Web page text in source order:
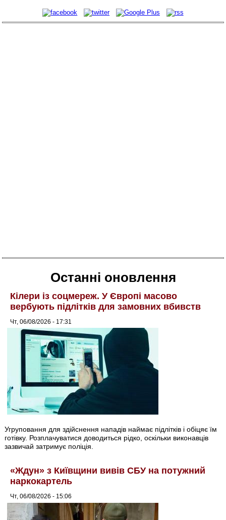
Останні оновлення
Кілери із соцмереж. У Європі масово
вербують підлітків для замовних вбивств
Чт, 06/08/2026 - 17:31
Угруповання для здійснення нападів наймає підлітків і обіцяє їм
готівку. Розплачуватися доводиться рідко, оскільки виконавців
зазвичай затримує поліція.
«Ждун» з Київщини вивів СБУ на потужний
наркокартель
Чт, 06/08/2026 - 15:06